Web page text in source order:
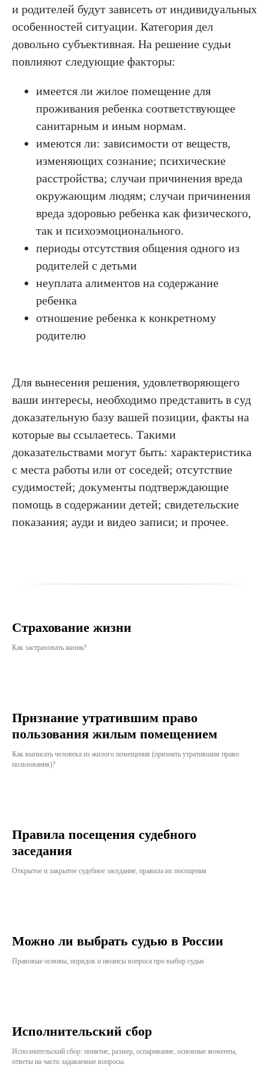
и родителей будут зависеть от индивидуальных
особенностей ситуации. Категория дел
довольно субъективная. На решение судьи
повлияют следующие факторы:
имеется ли жилое помещение для
проживания ребенка соответствующее
санитарным и иным нормам.
имеются ли: зависимости от веществ,
изменяющих сознание; психические
расстройства; случаи причинения вреда
окружающим людям; случаи причинения
вреда здоровью ребенка как физического,
так и психоэмоционального.
периоды отсутствия общения одного из
родителей с детьми
неуплата алиментов на содержание
ребенка
отношение ребенка к конкретному
родителю
Для вынесения решения, удовлетворяющего
ваши интересы, необходимо представить в суд
доказательную базу вашей позиции, факты на
которые вы ссылаетесь. Такими
доказательствами могут быть: характеристика
с места работы или от соседей; отсутствие
судимостей; документы подтверждающие
помощь в содержании детей; свидетельские
показания; ауди и видео записи; и прочее.
Страхование жизни
Как застраховать жизнь?
Признание утратившим право
пользования жилым помещением
Как выписать человека из жилого помещения (признать утратившим право
пользования)?
Правила посещения судебного
заседания
Открытое и закрытое судебное заседание, правила их посещения
Можно ли выбрать судью в России
Правовые основы, порядок и нюансы вопроса про выбор судьи
Исполнительский сбор
Исполнительский сбор: понятие, размер, оспаривание, основные моменты,
ответы на часто задаваемые вопросы.